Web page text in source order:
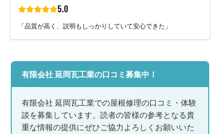
5.0
「品質が高く、説明もしっかりしていて安心できた」
有限会社 延岡瓦工業の口コミ募集中！
有限会社 延岡瓦工業での屋根修理の口コミ・体験
談を募集しています。読者の皆様の参考となる貴
重な情報の提供にぜひご協力よろしくお願いいた